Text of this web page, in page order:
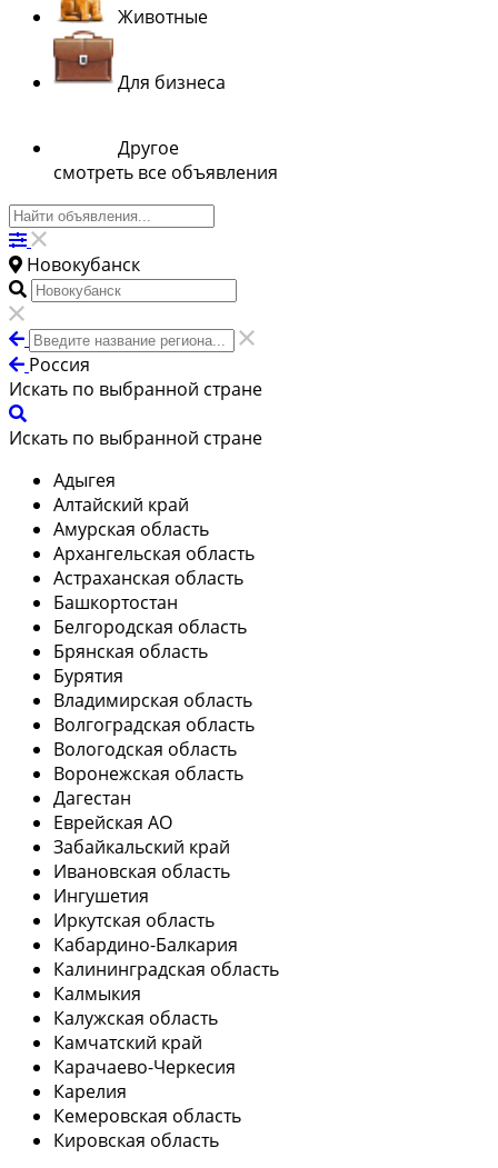
Животные
Для бизнеса
Другое
смотреть все объявления
Новокубанск
Россия
Искать по выбранной стране
Искать по выбранной стране
Адыгея
Алтайский край
Амурская область
Архангельская область
Астраханская область
Башкортостан
Белгородская область
Брянская область
Бурятия
Владимирская область
Волгоградская область
Вологодская область
Воронежская область
Дагестан
Еврейская АО
Забайкальский край
Ивановская область
Ингушетия
Иркутская область
Кабардино-Балкария
Калининградская область
Калмыкия
Калужская область
Камчатский край
Карачаево-Черкесия
Карелия
Кемеровская область
Кировская область